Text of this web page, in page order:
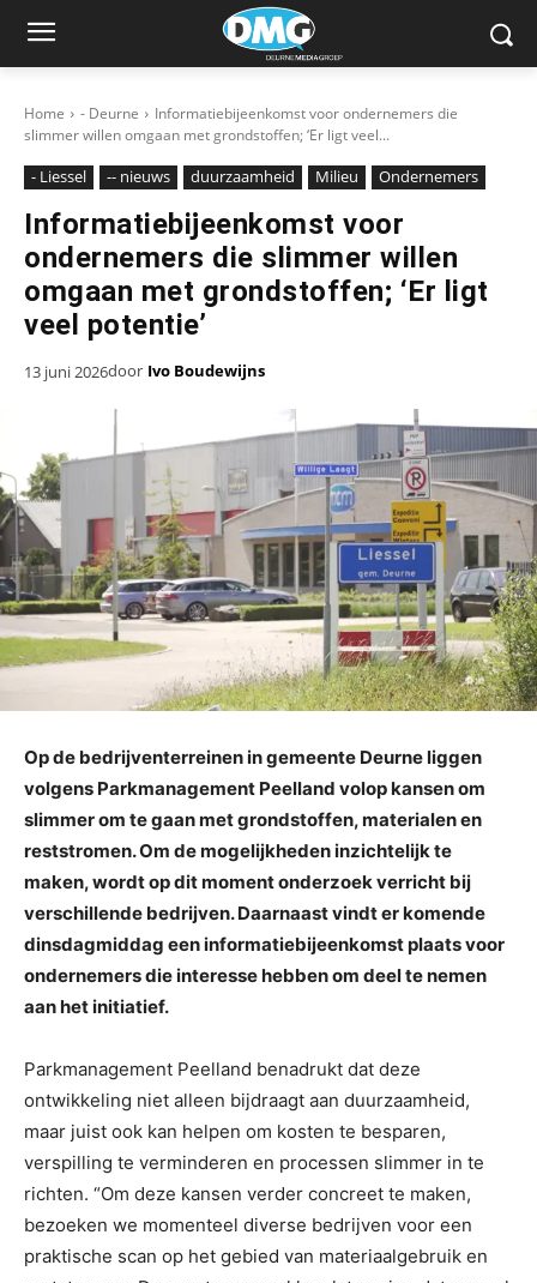
Home - Deurne
Informatiebijeenkomst voor ondernemers die
slimmer willen omgaan met grondstoffen; ‘Er ligt veel...
- Liessel -- nieuws duurzaamheid Milieu Ondernemers
Informatiebijeenkomst voor
ondernemers die slimmer willen
omgaan met grondstoffen; ‘Er ligt
veel potentie’
13 juni 2026door Ivo Boudewijns
Op de bedrijventerreinen in gemeente Deurne liggen
volgens Parkmanagement Peelland volop kansen om
slimmer om te gaan met grondstoffen, materialen en
reststromen. Om de mogelijkheden inzichtelijk te
maken, wordt op dit moment onderzoek verricht bij
verschillende bedrijven. Daarnaast vindt er komende
dinsdagmiddag een informatiebijeenkomst plaats voor
ondernemers die interesse hebben om deel te nemen
aan het initiatief.
Parkmanagement Peelland benadrukt dat deze
ontwikkeling niet alleen bijdraagt aan duurzaamheid,
maar juist ook kan helpen om kosten te besparen,
verspilling te verminderen en processen slimmer in te
richten. “Om deze kansen verder concreet te maken,
bezoeken we momenteel diverse bedrijven voor een
praktische scan op het gebied van materiaalgebruik en